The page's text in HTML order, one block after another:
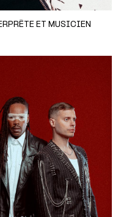
ET MUSICIEN